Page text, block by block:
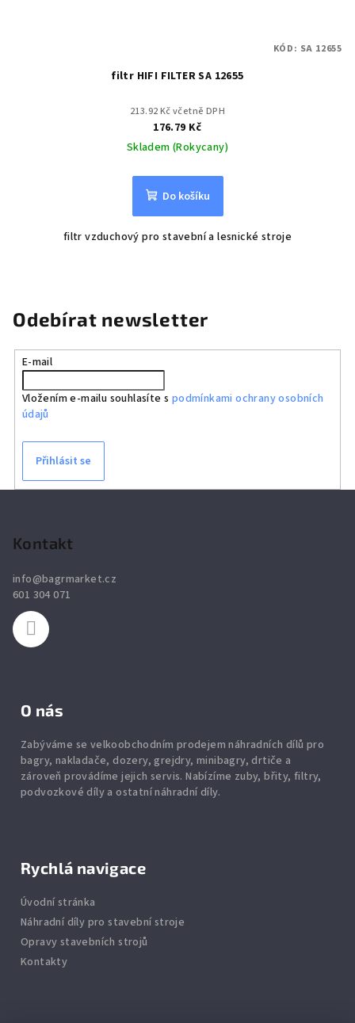
filtr HIFI FILTER SA 12655
213.92 Kč včetně DPH
176.79 Kč
Skladem (Rokycany)
Do košíku
filtr vzduchový pro stavební a lesnické stroje
KÓD: SA 12655
Odebírat newsletter
E-mail
Vložením e-mailu souhlasíte s podmínkami ochrany osobních
údajů
Přihlásit se
Kontakt
info@bagrmarket.cz
601 304 071
O nás
Zabýváme se velkoobchodním prodejem náhradních dílů pro
bagry, nakladače, dozery, grejdry, minibagry, drtiče a
zároveň provádíme jejich servis. Nabízíme zuby,břity,filtry,
podvozkové díly a ostatní náhradní díly.
Rychlá navigace
Úvodní stránka
Náhradní díly pro stavební stroje
Opravy stavebních strojů
Kontakty